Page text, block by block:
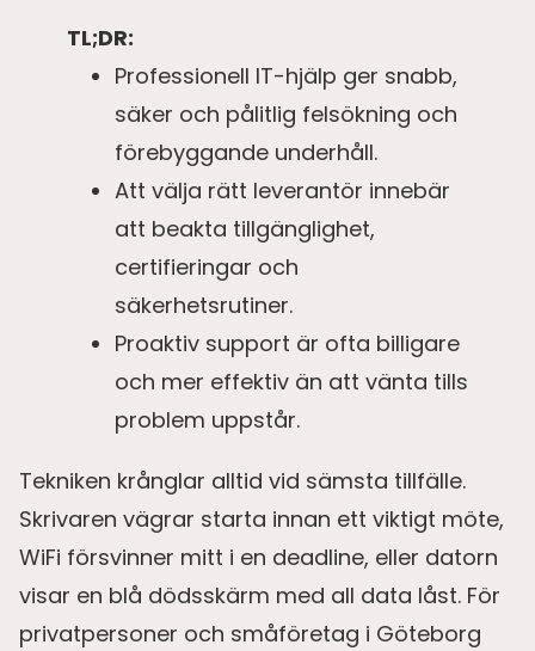
TL;DR:
Professionell IT-hjälp ger snabb,
säker och pålitlig felsökning och
förebyggande underhåll.
Att välja rätt leverantör innebär
att beakta tillgänglighet,
certifieringar och
säkerhetsrutiner.
Proaktiv support är ofta billigare
och mer effektiv än att vänta tills
problem uppstår.
Tekniken krånglar alltid vid sämsta tillfälle.
Skrivaren vägrar starta innan ett viktigt möte,
WiFi försvinner mitt i en deadline, eller datorn
visar en blå dödsskärm med all data låst. För
privatpersoner och småföretag i Göteborg